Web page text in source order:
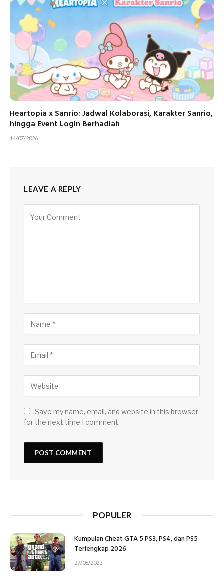
Heartopia x Sanrio: Jadwal Kolaborasi, Karakter Sanrio,
hingga Event Login Berhadiah
14/07/2026
LEAVE A REPLY
Save my name, email, and website in this browser
for the next time I comment.
POPULER
Kumpulan Cheat GTA 5 PS3, PS4, dan PS5
Terlengkap 2026
27/06/2023